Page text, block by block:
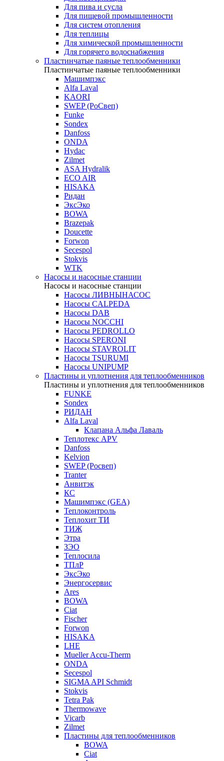
Для пива и сусла
Для пищевой промышленности
Для систем отопления
Для теплицы
Для химической промышленности
Для горячего водоснабжения
Пластинчатые паяные теплообменники
Пластинчатые паяные теплообменники
Машимпэкс
Alfa Laval
KAORI
SWEP (РоСвеп)
Funke
Sondex
Danfoss
ONDA
Hydac
Zilmet
ASA Hydralik
ECO AIR
HISAKA
Ридан
ЭксЭко
BOWA
Brazepak
Doucette
Forwon
Secespol
Stokvis
WTK
Насосы и насосные станции
Насосы и насосные станции
Насосы ЛИВНЫНАСОС
Насосы CALPEDA
Насосы DAB
Насосы NOCCHI
Насосы PEDROLLO
Насосы SPERONI
Насосы STAVROLIT
Насосы TSURUMI
Насосы UNIPUMP
Пластины и уплотнения для теплообменников
Пластины и уплотнения для теплообменников
FUNKE
Sondex
РИДАН
Alfa Laval
Клапана Альфа Лаваль
Теплотекс APV
Danfoss
Kelvion
SWEP (Росвеп)
Tranter
Анвитэк
КС
Машимпэкс (GEA)
Теплоконтроль
Теплохит ТИ
ТИЖ
Этра
ЗЭО
Теплосила
ТПлР
ЭксЭко
Энергосервис
Ares
BOWA
Ciat
Fischer
Forwon
HISAKA
LHE
Mueller Accu-Therm
ONDA
Secespol
SIGMA API Schmidt
Stokvis
Tetra Pak
Thermowave
Vicarb
Zilmet
Пластины для теплообменников
BOWA
Ciat